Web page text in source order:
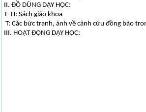
II. ĐỒ DÙNG DẠY HỌC:
T- H: Sách giáo khoa
T: Các bức tranh, ảnh về cảnh cứu đồng bào
III. HOẠT ĐỘNG DẠY HỌC: